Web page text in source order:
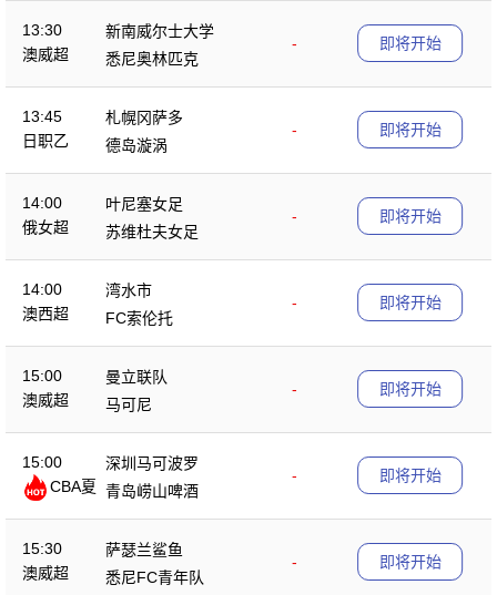
13:30
澳威超
新南威尔士大学
-
悉尼奥林匹克
即将开始
13:45
日职乙
札幌冈萨多
-
德岛漩涡
即将开始
14:00
俄女超
叶尼塞女足
-
苏维杜夫女足
即将开始
14:00
澳西超
湾水市
-
FC索伦托
即将开始
15:00
澳威超
曼立联队
-
马可尼
即将开始
15:00
CBA夏
深圳马可波罗
-
青岛崂山啤酒
即将开始
15:30
澳威超
萨瑟兰鲨鱼
-
悉尼FC青年队
即将开始